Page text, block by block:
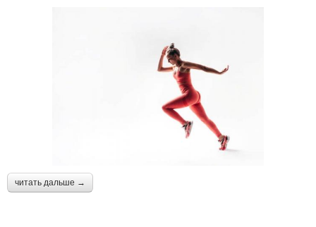
читать дальше →